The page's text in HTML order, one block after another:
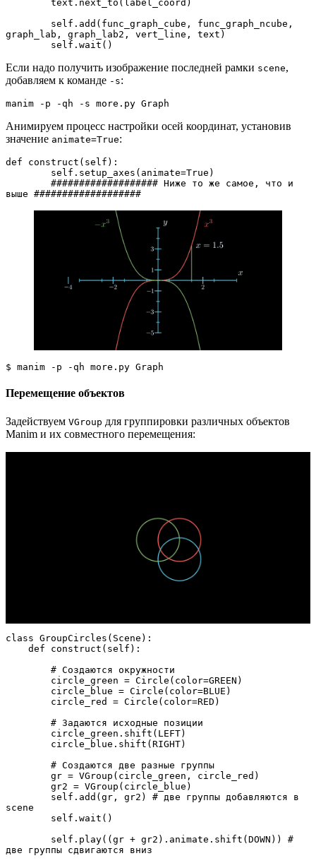
graph_lab, graph_lab2, vert_line, text)
        self.wait()
Если надо получить изображение последней рамки scene,
добавляем к команде -s:
manim -p -qh -s more.py Graph
Анимируем процесс настройки осей координат, установив
значение animate=True:
def construct(self):
выше ###################
$ manim -p -qh more.py Graph
Перемещение объектов
Задействуем VGroup для группировки различных объектов
Manim и их совместного перемещения:
class GroupCircles(Scene):
scene
две группы сдвигаются вниз